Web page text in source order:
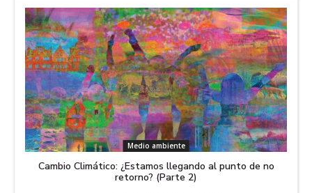
Medio ambiente
Cambio Climático: ¿Estamos llegando al punto de no
retorno? (Parte 2)